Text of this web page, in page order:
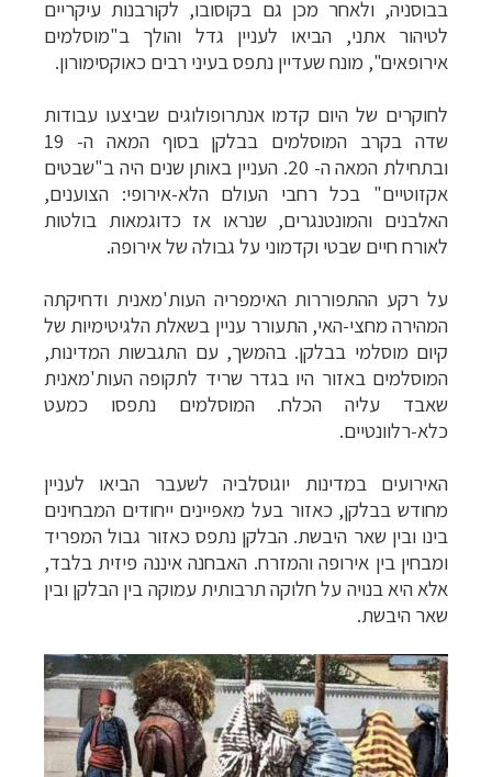
בבוסניה, ולאחר מכן גם בקוסובו, לקורבנות עיקריים
לטיהור אתני, הביאו לעניין גדל והולך ב"מוסלמים
אירופאים", מונח שעדיין נתפס בעיני רבים כאוקסימורון.
לחוקרים של היום קדמו אנתרופולוגים שביצעו עבודות
שדה בקרב המוסלמים בבלקן בסוף המאה ה- 19
ובתחילת המאה ה- 20. העניין באותן שנים היה ב"שבטים
אקזוטיים" בכל רחבי העולם הלא-אירופי: הצוענים,
האלבנים והמונטנגרים, שנראו אז כדוגמאות בולטות
לאורח חיים שבטי וקדמוני על גבולה של אירופה.
על רקע ההתפוררות האימפריה העות'מאנית ודחיקתה
המהירה מחצי-האי, התעורר עניין בשאלת הלגיטימיות של
קיום מוסלמי בבלקן. בהמשך, עם התגבשות המדינות,
המוסלמים באזור היו בגדר שריד לתקופה העות'מאנית
שאבד עליה הכלח. המוסלמים נתפסו כמעט
כלא-רלוונטיים.
האירועים במדינות יוגוסלביה לשעבר הביאו לעניין
מחודש בבלקן, כאזור בעל מאפיינים ייחודים המבחינים
בינו ובין שאר היבשת. הבלקן נתפס כאזור גבול המפריד
ומבחין בין אירופה והמזרח. האבחנה איננה פיזית בלבד,
אלא היא בנויה על חלוקה תרבותית עמוקה בין הבלקן ובין
שאר היבשת.